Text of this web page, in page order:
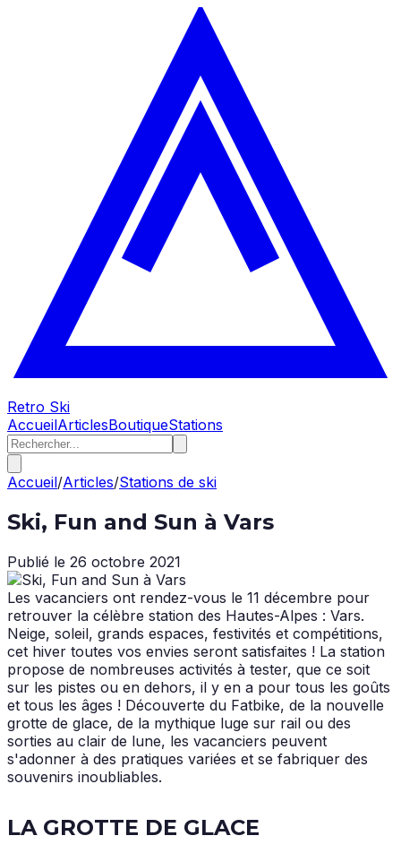
Retro Ski
AccueilArticlesBoutiqueStations
Accueil/Articles/Stations de ski
Ski, Fun and Sun à Vars
Publié le 26 octobre 2021
Les vacanciers ont rendez-vous le 11 décembre pour
retrouver la célèbre station des Hautes-Alpes : Vars.
Neige, soleil, grands espaces, festivités et compétitions,
cet hiver toutes vos envies seront satisfaites ! La station
propose de nombreuses activités à tester, que ce soit
sur les pistes ou en dehors, il y en a pour tous les goûts
et tous les âges ! Découverte du Fatbike, de la nouvelle
grotte de glace, de la mythique luge sur rail ou des
sorties au clair de lune, les vacanciers peuvent
s'adonner à des pratiques variées et se fabriquer des
souvenirs inoubliables.
LA GROTTE DE GLACE